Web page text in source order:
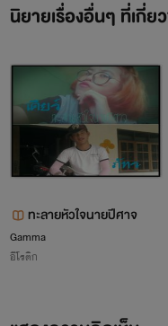
ฮอลล์
นิยายเรื่องอื่นๆ ที่เกี่ย
ทะลายหัวใจนายปีศาจ
Gamma
อีโรติก